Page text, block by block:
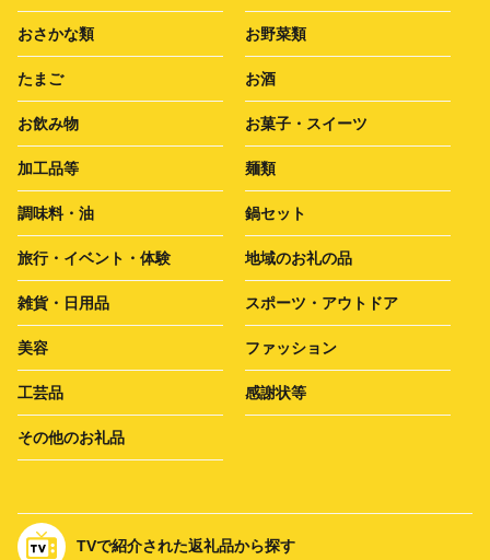
おさかな類 お野菜類
たまご お酒
お飲み物 お菓子・スイーツ
加工品等 麺類
調味料・油 鍋セット
旅行・イベント・体験 地域のお礼の品
雑貨・日用品 スポーツ・アウトドア
美容 ファッション
工芸品 感謝状等
その他のお礼品
TVで紹介された返礼品から探す